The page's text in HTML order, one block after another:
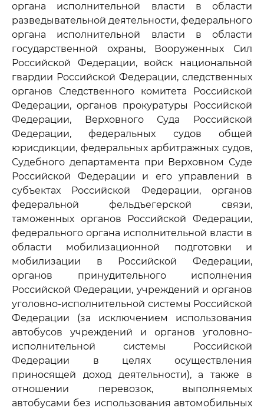
органа исполнительной власти в области
разведывательной деятельности, федерального
органа исполнительной власти в области
государственной охраны, Вооруженных Сил
Российской Федерации, войск национальной
гвардии Российской Федерации, следственных
органов Следственного комитета Российской
Федерации, органов прокуратуры Российской
Федерации, Верховного Суда Российской
Федерации, федеральных судов общей
юрисдикции, федеральных арбитражных судов,
Судебного департамента при Верховном Суде
Российской Федерации и его управлений в
субъектах Российской Федерации, органов
федеральной фельдъегерской связи,
таможенных органов Российской Федерации,
федерального органа исполнительной власти в
области мобилизационной подготовки и
мобилизации в Российской Федерации,
органов принудительного исполнения
Российской Федерации, учреждений и органов
уголовно-исполнительной системы Российской
Федерации (за исключением использования
автобусов учреждений и органов уголовно-
исполнительной системы Российской
Федерации в целях осуществления
приносящей доход деятельности), а также в
отношении перевозок, выполняемых
автобусами без использования автомобильных